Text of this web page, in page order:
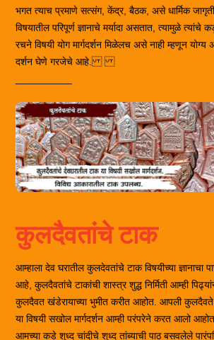
भगत त्याच प्रमाणे सत्संग, केंद्र, बैठक, असे धार्मिक जागृती
विषयातील परिपूर्ण ज्ञानाचे मर्यादा असतात, त्यामुळे त्यांचे
रचने विषयी योग मार्गदर्शन मिळेलच असे नाही म्हणून योग्य
दर्शन घेणे गरजेचे आहे.
कुलदैवतांचे टाक
आम्हाला देव घरातील कुलदेवतांचे टाक विषयीच्या ज्ञानाचा
आहे, कुलदैवतांचे टाकांची शास्त्र शुद्ध निर्मिती आम्ही
कुलदैवत खंडेरायाच्या भुमीत करीत आहोत. आपली कुलदैवते
या विषयी सखोल मार्गदर्शन आम्ही परंपरेने करत आलो
आमच्या कडे शुध्द चांदीचे शुध्द तांब्याची पाठ बसवलेले